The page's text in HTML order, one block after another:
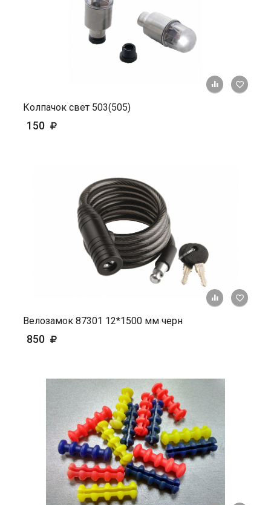
+ К
Колпачок свет 503(505)
150
+ К
Велозамок 87301 12*1500 мм черн
850